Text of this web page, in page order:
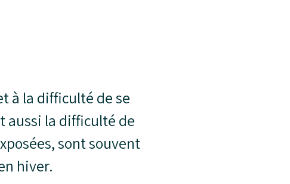
à la difficulté de se
aussi la difficulté de
sont souvent
hiver.